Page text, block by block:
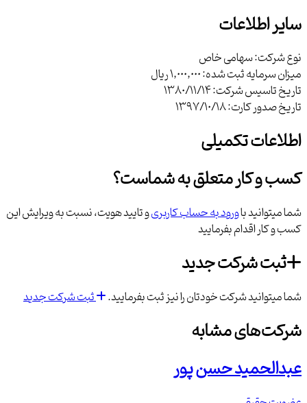
سایر اطلاعات
نوع شرکت:سهامی خاص
میزان سرمایه ثبت شده:1,000,000 ریال
تاریخ تاسیس شرکت:1380/11/14
تاریخ صدور کارت:1397/10/18
اطلاعات تکمیلی
کسب و کار متعلق به شماست؟
شما میتوانید باورود به حساب کاربریو تایید هویت، نسبت به ویرایش این
کسب و کار اقدام بفرمایید
ثبت شرکت جدید
شما میتوانید شرکت خودتان را نیز ثبت بفرمایید. ثبت شرکت جدید
شرکت‌های مشابه
عبدالحمید حسن پور